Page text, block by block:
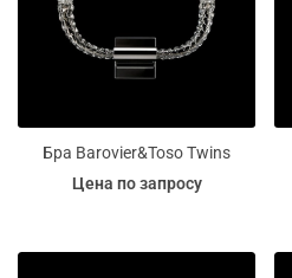
Бра Barovier&Toso Twins
Цена по запросу